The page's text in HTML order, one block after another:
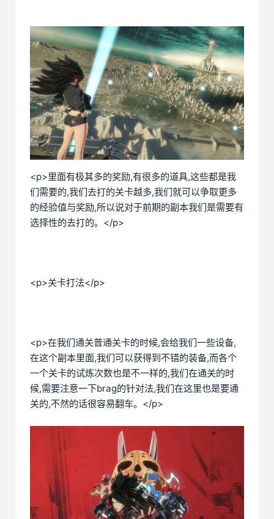
<p>里面有极其多的奖励,有很多的道具,这些都是我
们需要的,我们去打的关卡越多,我们就可以争取更多
的经验值与奖励,所以说对于前期的副本我们是需要有
选择性的去打的。</p>
<p>关卡打法</p>
<p>在我们通关普通关卡的时候,会给我们一些设备,
在这个副本里面,我们可以获得到不错的装备,而各个
一个关卡的试炼次数也是不一样的,我们在通关的时
候,需要注意一下brag的针对法,我们在这里也是要通
关的,不然的话很容易翻车。</p>